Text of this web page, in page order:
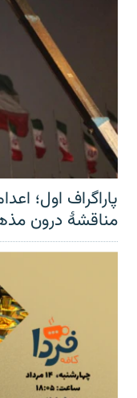
پاراگراف اول؛
مناقشهٔ درون